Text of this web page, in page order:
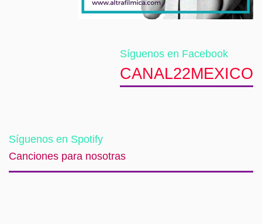
Síguenos en Facebook
CANAL22MEXICO
Síguenos en Spotify
Canciones para nosotras